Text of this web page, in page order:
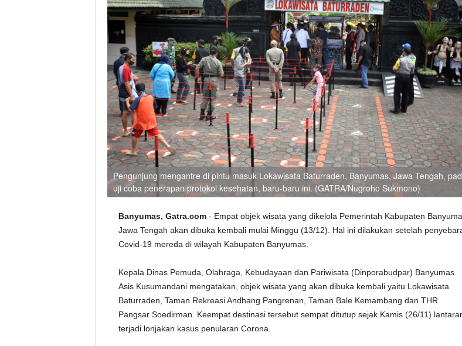
Pengunjung mengantre di pintu masuk Lokawisata Baturraden, Banyumas, Jawa Tengah,
uji coba penerapan protokol kesehatan, baru-baru ini. (GATRA/Nugroho Sukmono)
Banyumas, Gatra.com- Empat objek wisata yang dikelola Pemerintah Kabupaten
Jawa Tengah akan dibuka kembali mulai Minggu (13/12). Hal ini dilakukan setelah
Covid-19 mereda di wilayah Kabupaten Banyumas.
Kepala Dinas Pemuda, Olahraga, Kebudayaan dan Pariwisata (Dinporabudpar) Banyumas
Asis Kusumandani mengatakan, objek wisata yang akan dibuka kembali yaitu Lokawisata
Baturraden, Taman Rekreasi Andhang Pangrenan, Taman Bale Kemambang dan THR
Pangsar Soedirman. Keempat destinasi tersebut sempat ditutup sejak Kamis (26/11)
terjadi lonjakan kasus penularan Corona.